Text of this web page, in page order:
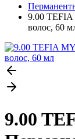
9.00 TEFIA
волос, 60
9.00